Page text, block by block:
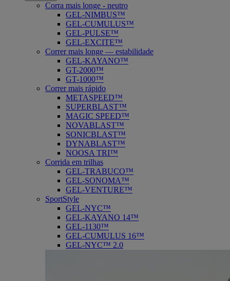
Corra mais longe - neutro
GEL-NIMBUS™
GEL-CUMULUS™
GEL-PULSE™
GEL-EXCITE™
Correr mais longe — estabilidade
GEL-KAYANO™
GT-2000™
GT-1000™
Correr mais rápido
METASPEED™
SUPERBLAST™
MAGIC SPEED™
NOVABLAST™
SONICBLAST™
DYNABLAST™
NOOSA TRI™
Corrida em trilhas
GEL-TRABUCO™
GEL-SONOMA™
GEL-VENTURE™
SportStyle
GEL-NYC™
GEL-KAYANO 14™
GEL-1130™
GEL-CUMULUS 16™
GEL-NYC™ 2.0